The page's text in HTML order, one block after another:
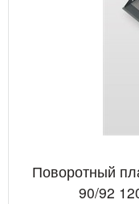
Поворотный
90/92